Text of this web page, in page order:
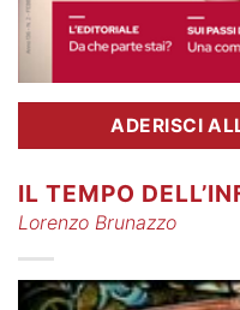
ADERISCI
IL TEMPO
Lorenzo Brunazzo